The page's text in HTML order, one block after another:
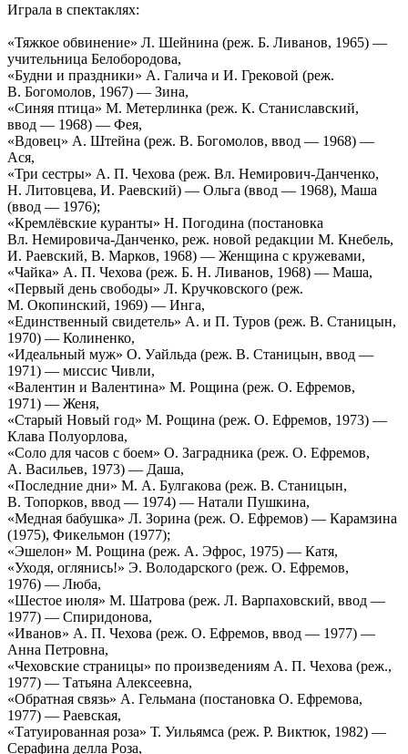
Играла в спектаклях:
«Тяжкое обвинение» Л. Шейнина (реж. Б. Ливанов, 1965) —
учительница Белобородова,
«Будни и праздники» А. Галича и И. Грековой (реж.
В. Богомолов, 1967) — Зина,
«Синяя птица» М. Метерлинка (реж. К. Станиславский,
ввод — 1968) — Фея,
«Вдовец» А. Штейна (реж. В. Богомолов, ввод — 1968) —
Ася,
«Три сестры» А. П. Чехова (реж. Вл. Немирович-Данченко,
Н. Литовцева, И. Раевский) — Ольга (ввод — 1968), Маша
(ввод — 1976);
«Кремлёвские куранты» Н. Погодина (постановка
Вл. Немировича-Данченко, реж. новой редакции М. Кнебель,
И. Раевский, В. Марков, 1968) — Женщина с кружевами,
«Чайка» А. П. Чехова (реж. Б. Н. Ливанов, 1968) — Маша,
«Первый день свободы» Л. Кручковского (реж.
М. Окопинский, 1969) — Инга,
«Единственный свидетель» А. и П. Туров (реж. В. Станицын,
1970) — Колиненко,
«Идеальный муж» О. Уайльда (реж. В. Станицын, ввод —
1971) — миссис Чивли,
«Валентин и Валентина» М. Рощина (реж. О. Ефремов,
1971) — Женя,
«Старый Новый год» М. Рощина (реж. О. Ефремов, 1973) —
Клава Полуорлова,
«Соло для часов с боем» О. Заградника (реж. О. Ефремов,
А. Васильев, 1973) — Даша,
«Последние дни» М. А. Булгакова (реж. В. Станицын,
В. Топорков, ввод — 1974) — Натали Пушкина,
«Медная бабушка» Л. Зорина (реж. О. Ефремов) — Карамзина
(1975), Фикельмон (1977);
«Эшелон» М. Рощина (реж. А. Эфрос, 1975) — Катя,
«Уходя, оглянись!» Э. Володарского (реж. О. Ефремов,
1976) — Люба,
«Шестое июля» М. Шатрова (реж. Л. Варпаховский, ввод —
1977) — Спиридонова,
«Иванов» А. П. Чехова (реж. О. Ефремов, ввод — 1977) —
Анна Петровна,
«Чеховские страницы» по произведениям А. П. Чехова (реж.,
1977) — Татьяна Алексеевна,
«Обратная связь» А. Гельмана (постановка О. Ефремова,
1977) — Раевская,
«Татуированная роза» Т. Уильямса (реж. Р. Виктюк, 1982) —
Серафина делла Роза,